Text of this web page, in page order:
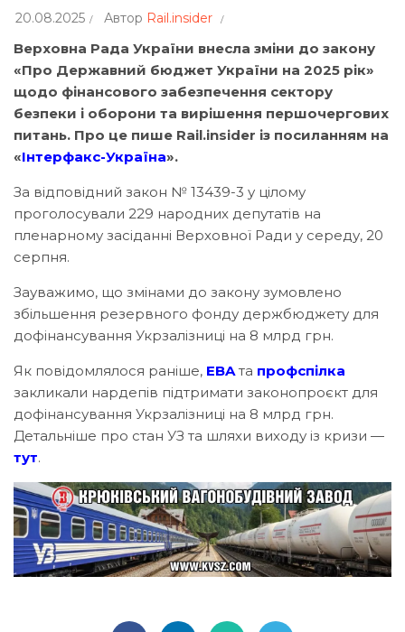
20.08.2025 Автор Rail.insider
Верховна Рада України внесла зміни до закону
«Про Державний бюджет України на 2025 рік»
щодо фінансового забезпечення сектору
безпеки і оборони та вирішення першочергових
питань. Про це пише Rail.insider із посиланням на
«Інтерфакс-Україна».
За відповідний закон № 13439-3 у цілому
проголосували 229 народних депутатів на
пленарному засіданні Верховної Ради у середу, 20
серпня.
Зауважимо, що змінами до закону зумовлено
збільшення резервного фонду держбюджету для
дофінансування Укрзалізниці на 8 млрд грн.
Як повідомлялося раніше, EBAта профспілка
закликали нардепів підтримати законопроєкт для
дофінансування Укрзалізниці на 8 млрд грн.
Детальніше про стан УЗ та шляхи виходу із кризи —
тут.